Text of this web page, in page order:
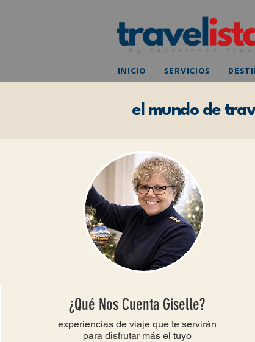
INICIO SERVICIOS
el mundo de
¿Qué Nos Cuenta Giselle?
experiencias de viaje que te servirán
para disfrutar más el tuyo